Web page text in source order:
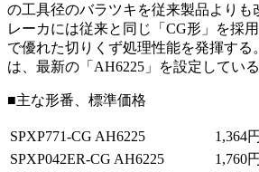
の工具径のバラツキを従来製品よりも
レーカには従来と同じ「CG形」を採
で優れた切りくず処理性能を発揮する
は、最新の「AH6225」を設定している
■主な形番、標準価格
SPXP771-CG AH6225
1,364
SPXP042ER-CG AH6225
1,760